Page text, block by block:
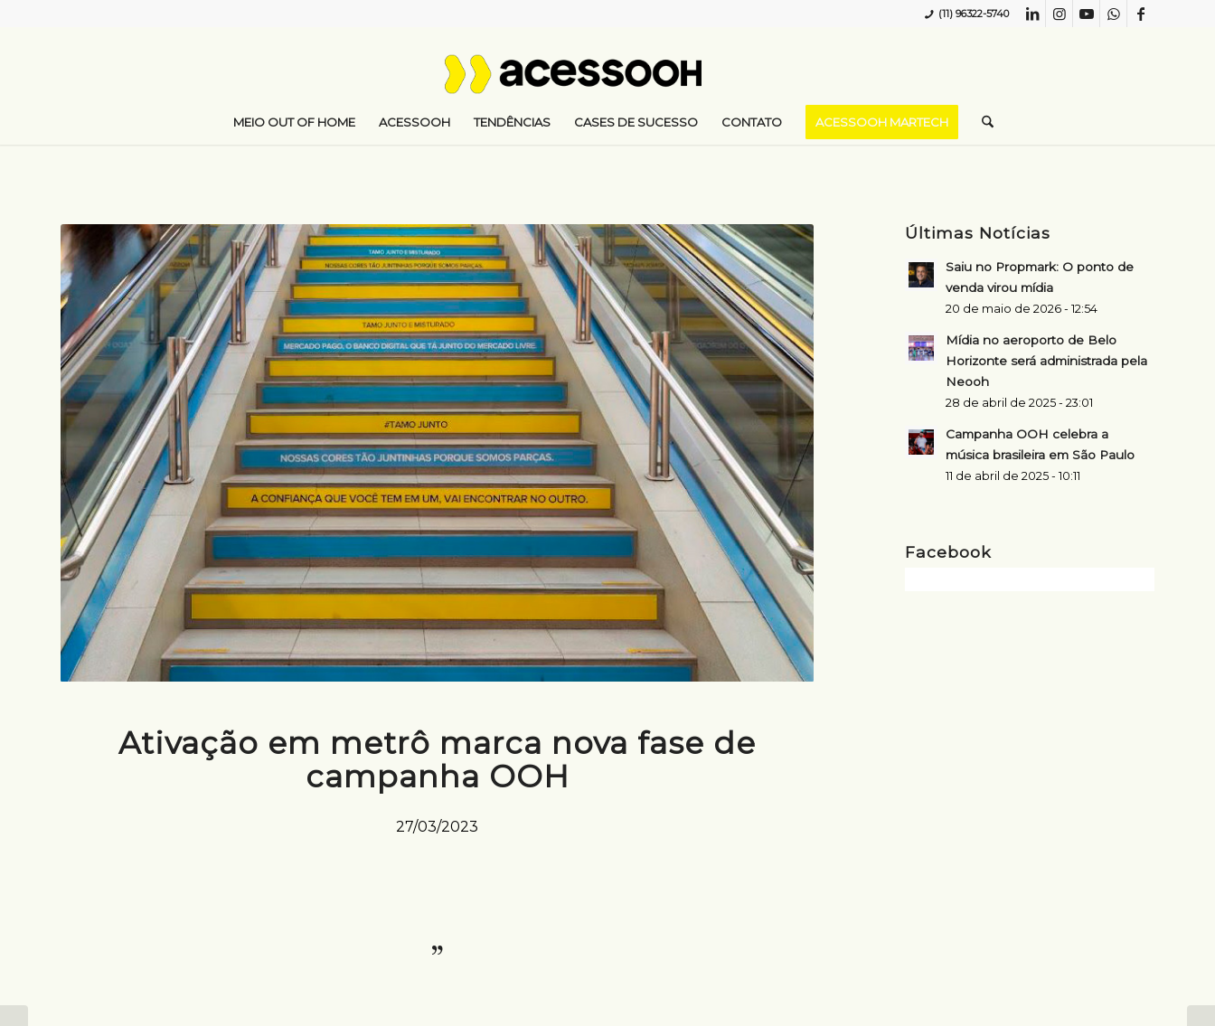
(11) 96322-5740
MEIO OUT OF HOME ACESSOOH TENDÊNCIAS CASES DE SUCESSO CONTATO ACESSOOH MARTECH
Ativação em metrô marca nova fase de
campanha OOH
27/03/2023
Últimas Notícias
Saiu no Propmark: O ponto de
venda virou mídia
20 de maio de 2026 - 12:54
Mídia no aeroporto de Belo
Horizonte será administrada pela
Neooh
28 de abril de 2025 - 23:01
Campanha OOH celebra a
música brasileira em São Paulo
11 de abril de 2025 - 10:11
Facebook